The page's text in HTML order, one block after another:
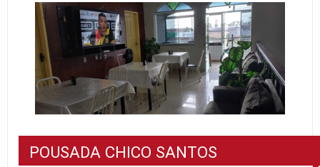
POUSADA CHICO SANTOS